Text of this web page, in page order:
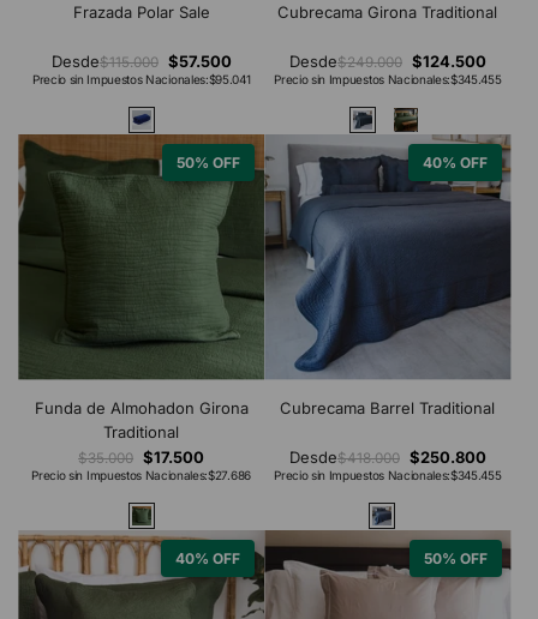
Frazada Polar Sale
Desde$115.000 $57.500
Precio sin Impuestos Nacionales:$95.041
Cubrecama Girona Traditional
Desde$249.000 $124.500
Precio sin Impuestos Nacionales:$345.455
50% OFF
Funda de Almohadon Girona
Traditional
$35.000 $17.500
Precio sin Impuestos Nacionales:$27.686
40% OFF
Cubrecama Barrel Traditional
Desde$418.000 $250.800
Precio sin Impuestos Nacionales:$345.455
40% OFF 50% OFF